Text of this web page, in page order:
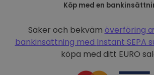
Köp med en
Säker och bekväm överföring
bankinsättning med Instant SEPA
köpa med ditt EURO